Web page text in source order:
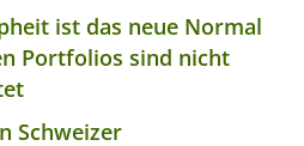
ist das neue Normal
Portfolios sind nicht
Schweizer